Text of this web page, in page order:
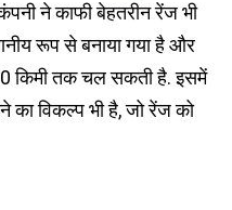
ने काफी बेहतरीन रेंज भी
रूप से बनाया गया है और
किमी तक चल सकती है. इसमें
का विकल्प भी है, जो रेंज को